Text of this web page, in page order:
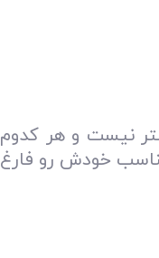
نیست و هر کدوم
خودش رو فارغ